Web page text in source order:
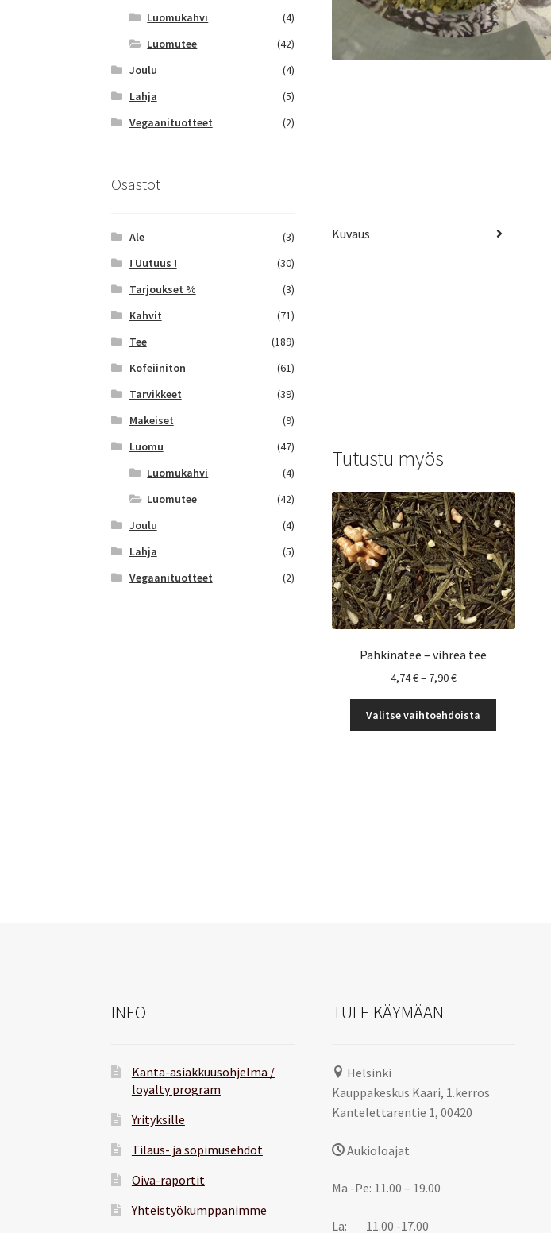
Kuvaus
Tutustu myös
Pähkinätee – vihreä tee
4,74€– 7,90€Hintaluokka:
-
7,90 €
Valitse vaihtoehdoista
Luomukahvi
(4)
Luomutee
(42)
Joulu
(4)
Lahja
(5)
Vegaanituotteet
(2)
Osastot
Ale
(3)
! Uutuus !
(30)
Tarjoukset %
(3)
Kahvit
(71)
Tee
(189)
Kofeiiniton
(61)
Tarvikkeet
(39)
Makeiset
(9)
Luomu
(47)
Luomukahvi
(4)
Luomutee
(42)
Joulu
(4)
Lahja
(5)
Vegaanituotteet
(2)
INFO
Kanta-asiakkuusohjelma /
loyalty program
Yrityksille
Tilaus- ja sopimusehdot
Oiva-raportit
Yhteistyökumppanimme
TULE KÄYMÄÄN
Helsinki
Kauppakeskus Kaari, 1.kerros
Kantelettarentie 1, 00420
Aukioloajat
Ma -Pe: 11.00 – 19.00
La: 11.00 -17.00